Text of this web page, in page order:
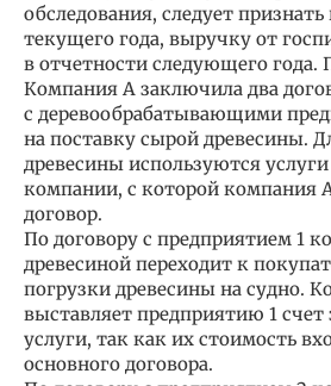
обследования, следует
текущего года, выручку от
в отчетности следующего года.
Компания А заключила два
с деревообрабатывающими
на поставку сырой древесины.
древесины используются
компании, с которой компания
договор.
По договору с предприятием 1
древесиной переходит к
погрузки древесины на судно.
выставляет предприятию 1 счет
услуги, так как их стоимость
основного договора.